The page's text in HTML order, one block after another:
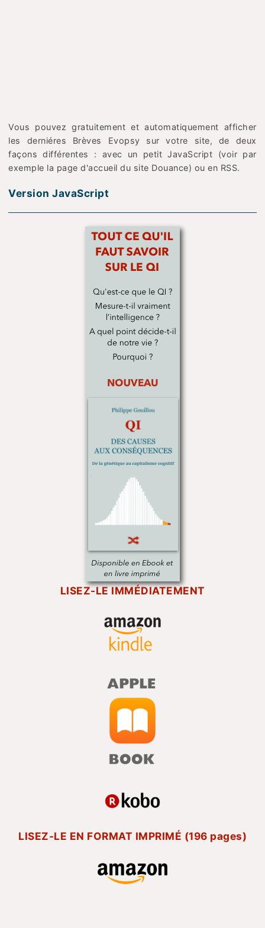
Vous pouvez gratuitement et automatiquement afficher
les derniéres Brèves Evopsy sur votre site, de deux
façons différentes : avec un petit JavaScript (voir par
exemple la page d'accueil du site Douance) ou en RSS.
Version JavaScript
LISEZ-LE IMMÉDIATEMENT
LISEZ-LE EN FORMAT IMPRIMÉ (196 pages)